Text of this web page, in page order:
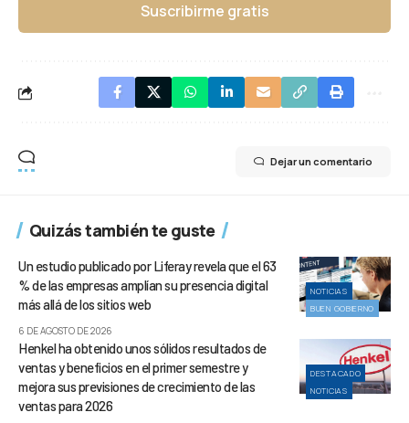
Suscribirme gratis
Dejar un comentario
Quizás también te guste
NOTICIAS
BUEN GOBIERNO
Un estudio publicado por Liferay revela que el 63
% de las empresas amplían su presencia digital
más allá de los sitios web
6 DE AGOSTO DE 2026
DESTACADO
NOTICIAS
Henkel ha obtenido unos sólidos resultados de
ventas y beneficios en el primer semestre y
mejora sus previsiones de crecimiento de las
ventas para 2026